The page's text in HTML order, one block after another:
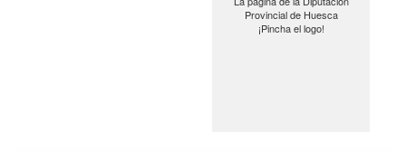
Provincial de Huesca
¡Pincha el logo!